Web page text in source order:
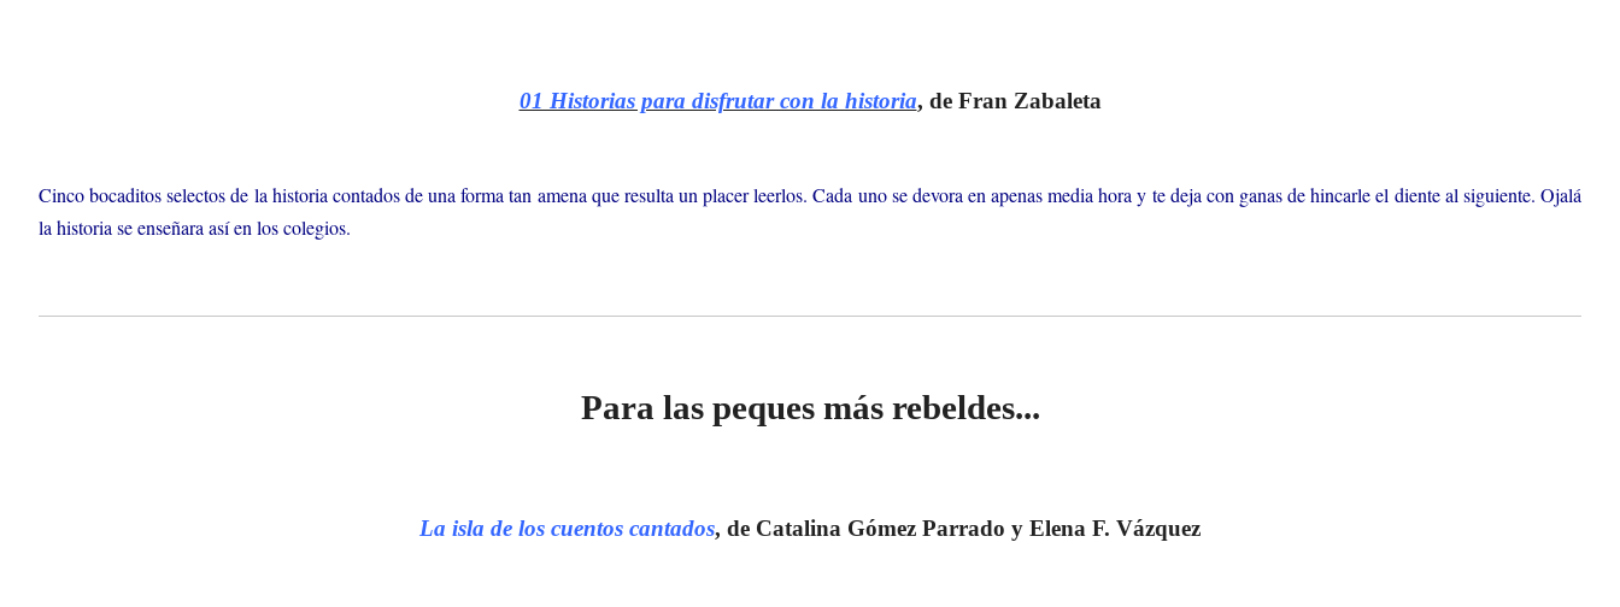
01 Historias para disfrutar con la historia, de Fran Zabaleta
Cinco bocaditos selectos de la historia contados de una forma tan amena que resulta un placer leerlos. Cada uno se devora en apenas media hora y te deja con ganas de hincarle el diente al siguiente. Ojalá
la historia se enseñara así en los colegios.
Para las peques más rebeldes...
La isla de los cuentos cantados, de Catalina Gómez Parrado y Elena F. Vázquez